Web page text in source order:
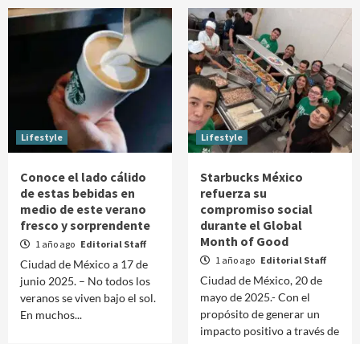
Lifestyle
Conoce el lado cálido
de estas bebidas en
medio de este verano
fresco y sorprendente
1 año ago Editorial Staff
Ciudad de México a 17 de
junio 2025. – No todos los
veranos se viven bajo el sol.
En muchos...
Lifestyle
Starbucks México
refuerza su
compromiso social
durante el Global
Month of Good
1 año ago Editorial Staff
Ciudad de México, 20 de
mayo de 2025.- Con el
propósito de generar un
impacto positivo a través de